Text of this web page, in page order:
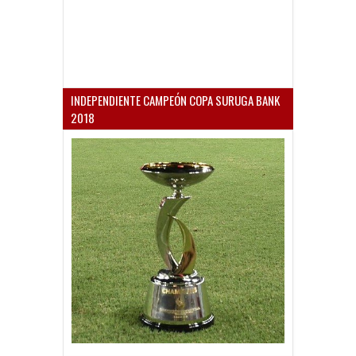
INDEPENDIENTE CAMPEÓN COPA SURUGA BANK
2018